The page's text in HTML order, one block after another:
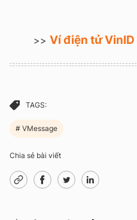
>> Ví điện tử VinID
TAGS:
VMessage
Chia sẻ bài viết